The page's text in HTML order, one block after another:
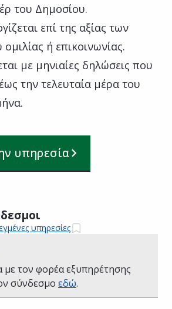
του Δημοσίου.
επί της αξίας των
ή επικοινωνίας.
με μηνιαίες δηλώσεις που
την τελευταία μέρα του
υπηρεσία
υπηρεσίες
με τον φορέα εξυπηρέτησης
σύνδεσμο εδώ.